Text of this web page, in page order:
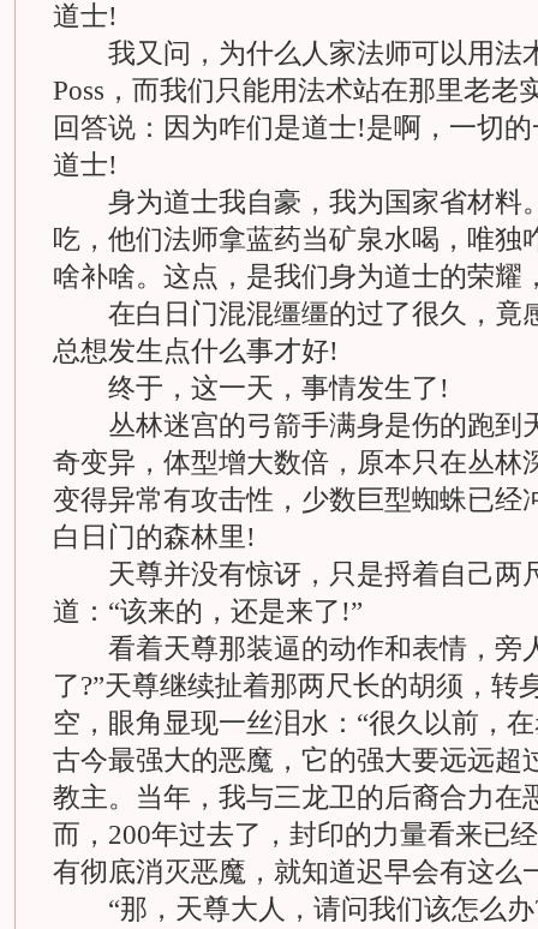
道士!
我又问，为什么人家法师可以用法
Poss，而我们只能用法术站在那里老老
回答说：因为咋们是道士!是啊，一切
道士!
身为道士我自豪，我为国家省材料
吃，他们法师拿蓝药当矿泉水喝，唯独
啥补啥。这点，是我们身为道士的荣耀
在白日门混混缰缰的过了很久，竟
总想发生点什么事才好!
终于，这一天，事情发生了!
丛林迷宫的弓箭手满身是伤的跑到
奇变异，体型增大数倍，原本只在丛林
变得异常有攻击性，少数巨型蜘蛛已经
白日门的森林里!
天尊并没有惊讶，只是捋着自己两
道：“该来的，还是来了!”
看着天尊那装逼的动作和表情，旁
了?”天尊继续扯着那两尺长的胡须，转
空，眼角显现一丝泪水：“很久以前，
古今最强大的恶魔，它的强大要远远超
教主。当年，我与三龙卫的后裔合力在
而，200年过去了，封印的力量看来已
有彻底消灭恶魔，就知道迟早会有这么
“那，天尊大人，请问我们该怎么办